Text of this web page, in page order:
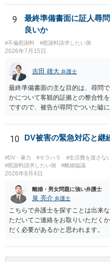
というだけですから。
9
最終準備書面に証人尋
良いか
#不倫慰謝料 #慰謝料請求したい側
2026年7月15日
吉田 雄大 弁護士
最終準備書面の主な目的は、尋問
かについて客観的証拠との整合性
ですので、被告が尋問でついた嘘
事実でないとの指摘をすることも
準備書面で的確な指摘ができれば
えるかどうかは、裁判官の個性に
せん。
10 DV被害の緊急対応と継
#DV・暴力 #モラハラ #生活費を渡さな
#慰謝料請求したい側
#離婚協議
2026年8月4日
離婚・男女問題に強い弁護士
泉 亮介 弁護士
こちらで弁護士を探すことは出来
ただいてご連絡をお取りいただく
だく必要があるかと思われます。